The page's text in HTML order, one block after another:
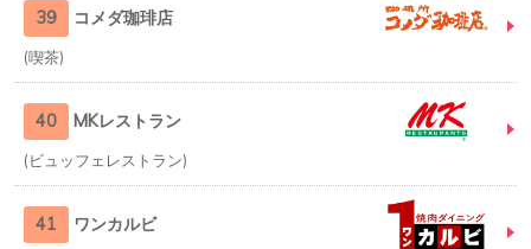
39 コメダ珈琲店
喫茶
40 MKレストラン
ビュッフェレストラン
41 ワンカルビ